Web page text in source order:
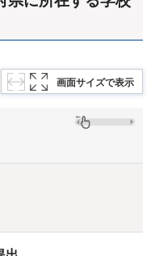
画面サイズで表示